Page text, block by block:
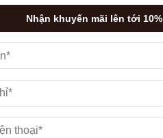
Nhận khuyến mãi lên tới 10%